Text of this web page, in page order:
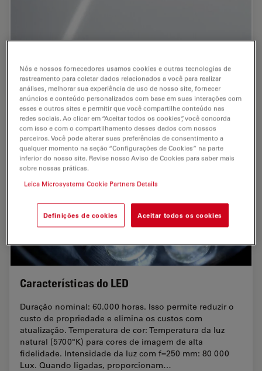
Características do LED
Duração nominal: 60.000 horas. Isso permite reduzir o
custo de propriedade e elimina os custos com
atualização. Temperatura de cor: Temperatura da luz
natural (5700°K) para cores de imagem de alta
fidelidade. Intensidade da luz com f=250 mm: 80 000
Lux. Quando ligadas, proporcionam…
Nós e nossos fornecedores usamos cookies e outras tecnologias de
rastreamento para coletar dados relacionados a você para realizar
análises, melhorar sua experiência de uso de nosso site, fornecer
anúncios e conteúdo personalizados com base em suas interações com
esses e outros sites e permitir que você compartilhe conteúdo nas
redes sociais. Ao clicar em “Aceitar todos os cookies”, você concorda
com isso e com o compartilhamento desses dados com nossos
parceiros. Você pode alterar suas preferências de consentimento a
qualquer momento na seção “Configurações de Cookies” na parte
inferior do nosso site. Revise nosso Aviso de Cookies para saber mais
sobre nossas práticas.
Leica Microsystems Cookie Partners Details
Definições de cookies Aceitar todos os cookies